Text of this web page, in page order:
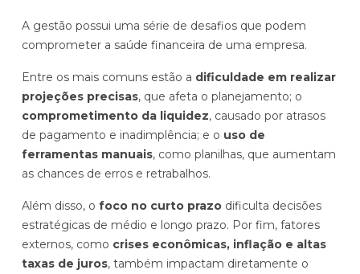
A gestão possui uma série de desafios que podem
comprometer a saúde financeira de uma empresa.
Entre os mais comuns estão a dificuldade em realizar
projeções precisas, que afeta o planejamento; o
comprometimento da liquidez, causado por atrasos
de pagamento e inadimplência; e o uso de
ferramentas manuais, como planilhas, que aumentam
as chances de erros e retrabalhos.
Além disso, o foco no curto prazo dificulta decisões
estratégicas de médio e longo prazo. Por fim, fatores
externos, como crises econômicas, inflação e altas
taxas de juros, também impactam diretamente o